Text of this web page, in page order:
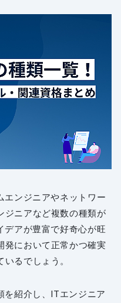
エンジニアやネットワー
ジニアなど複数の種類が
デアが豊富で好奇心が旺
発において正常かつ確実
るでしょう。
を紹介し、ITエンジニア